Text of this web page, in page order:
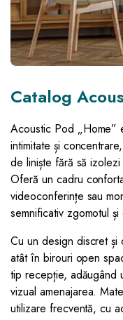
Catalog
Acoustic Pod „Home”
intimitate și
de liniște fără să
Oferă un cadru
videoconferințe sau
semnificativ zgomotul
Cu un design discret și
atât în birouri open
tip recepție, adăugând
vizual amenajarea.
utilizare frecventă, cu